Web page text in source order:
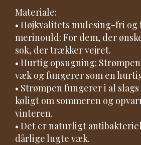
Materiale:
• Højkvalitets mulesing-fri og
merinould: For dem, der
sok, der trækker vejret.
• Hurtig opsugning:
væk og fungerer som en
• Strømpen fungerer i al
køligt om sommeren og
vinteren.
• Det er naturligt
dårlige lugte væk.